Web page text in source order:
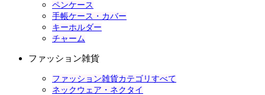
ペンケース
手帳ケース・カバー
キーホルダー
チャーム
ファッション雑貨
ファッション雑貨カテゴリすべて
ネックウェア・ネクタイ